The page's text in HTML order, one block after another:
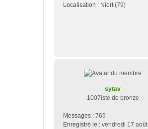
Localisation : Niort (79)
sytav
1007iste de bronze
Messages : 769
Enregistré le : vendredi 17 août